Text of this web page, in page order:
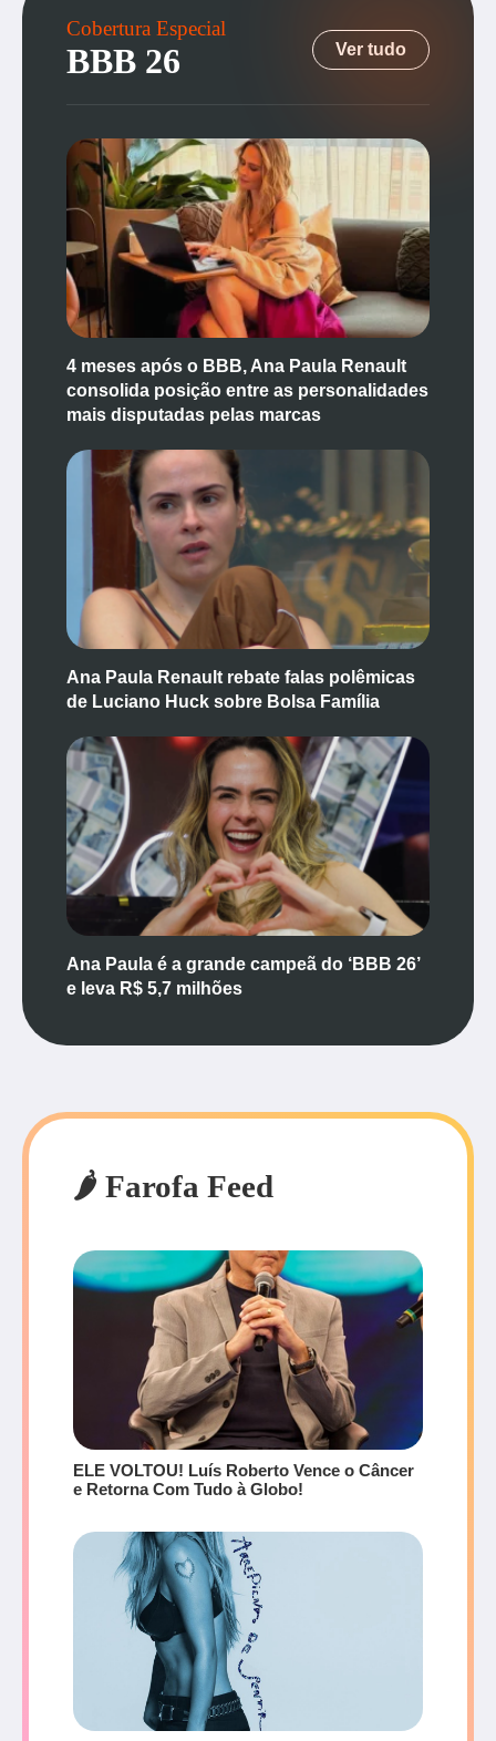
Cobertura Especial
BBB 26 Ver tudo
4 meses após o BBB, Ana Paula Renault
consolida posição entre as personalidades
mais disputadas pelas marcas
Ana Paula Renault rebate falas polêmicas
de Luciano Huck sobre Bolsa Família
Ana Paula é a grande campeã do ‘BBB 26’
e leva R$ 5,7 milhões
🌶️ Farofa Feed
ELE VOLTOU! Luís Roberto Vence o Câncer
e Retorna Com Tudo à Globo!